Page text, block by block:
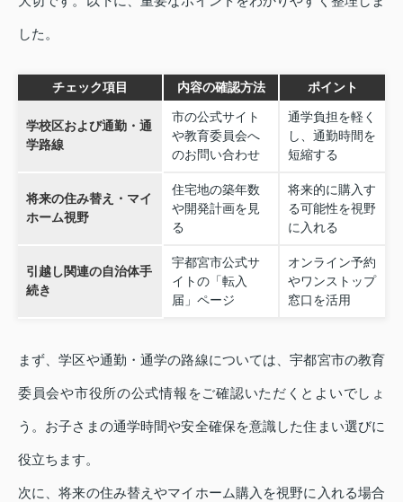
した。
チェック項目 内容の確認方法 ポイント
学校区および通勤・通
学路線
市の公式サイト
や教育委員会へ
のお問い合わせ
通学負担を軽く
し、通勤時間を
短縮する
将来の住み替え・マイ
ホーム視野
住宅地の築年数
や開発計画を見
る
将来的に購入す
る可能性を視野
に入れる
引越し関連の自治体手
続き
宇都宮市公式サ
イトの「転入
届」ページ
オンライン予約
やワンストップ
窓口を活用
まず、学区や通勤・通学の路線については、宇都宮市の教育
委員会や市役所の公式情報をご確認いただくとよいでしょ
う。お子さまの通学時間や安全確保を意識した住まい選びに
役立ちます。
次に、将来の住み替えやマイホーム購入を視野に入れる場合